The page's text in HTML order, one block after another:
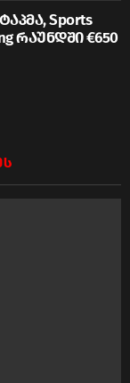
Sports
რაუნდში €650